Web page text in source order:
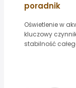
poradnik
Oświetlenie w
kluczowy
stabilność